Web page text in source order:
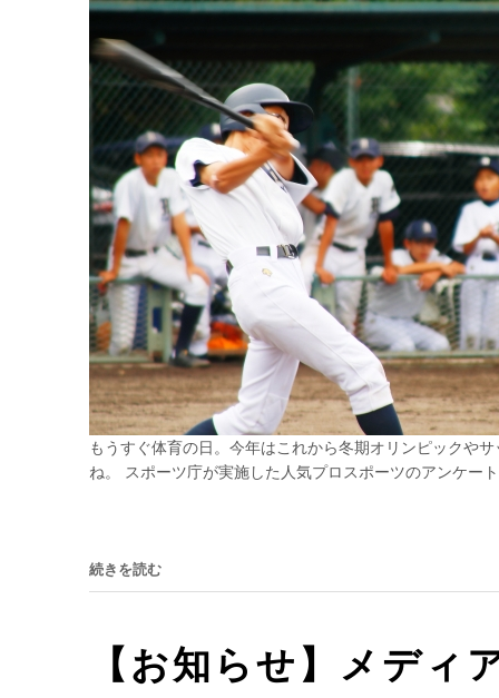
もうすぐ体育の日。今年はこれから冬期オリンピックや
ね。 スポーツ庁が実施した人気プロスポーツのアンケー
続きを読む
【お知らせ】メディ